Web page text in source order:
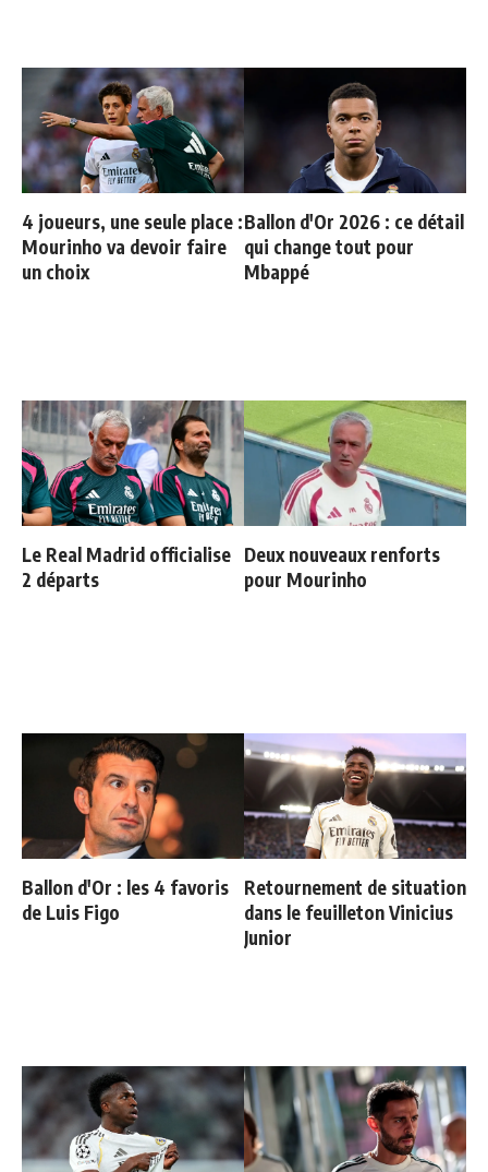
4 joueurs, une seule place :
Mourinho va devoir faire
un choix
Ballon d'Or 2026 : ce détail
qui change tout pour
Mbappé
Le Real Madrid officialise
2 départs
Deux nouveaux renforts
pour Mourinho
Ballon d'Or : les 4 favoris
de Luis Figo
Retournement de situation
dans le feuilleton Vinicius
Junior